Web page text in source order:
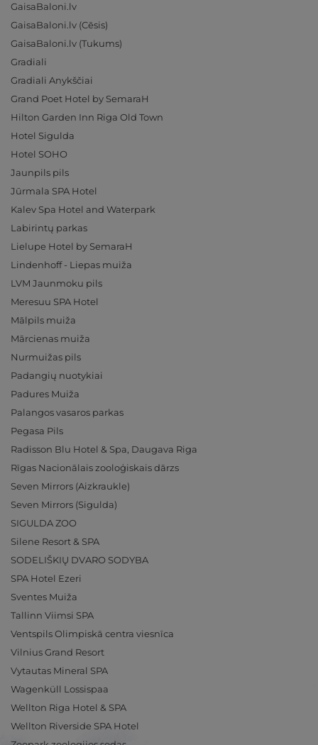
GaisaBaloni.lv
GaisaBaloni.lv (Cēsis)
GaisaBaloni.lv (Tukums)
Gradiali
Gradiali Anykščiai
Grand Poet Hotel by SemaraH
Hilton Garden Inn Riga Old Town
Hotel Sigulda
Hotel SOHO
Jaunpils pils
Jūrmala SPA Hotel
Kalev Spa Hotel and Waterpark
Labirintų parkas
Lielupe Hotel by SemaraH
Lindenhoff - Liepas muiža
LVM Jaunmoku pils
Meresuu SPA Hotel
Mālpils muiža
Mārcienas muiža
Nurmuižas pils
Padangių nuotykiai
Padures Muiža
Palangos vasaros parkas
Pegasa Pils
Radisson Blu Hotel & Spa, Daugava Riga
Rīgas Nacionālais zooloģiskais dārzs
Seven Mirrors (Aizkraukle)
Seven Mirrors (Sigulda)
SIGULDA ZOO
Silene Resort & SPA
SODELIŠKIŲ DVARO SODYBA
SPA Hotel Ezeri
Sventes Muiža
Tallinn Viimsi SPA
Ventspils Olimpiskā centra viesnīca
Vilnius Grand Resort
Vytautas Mineral SPA
Wagenküll Lossispaa
Wellton Riga Hotel & SPA
Wellton Riverside SPA Hotel